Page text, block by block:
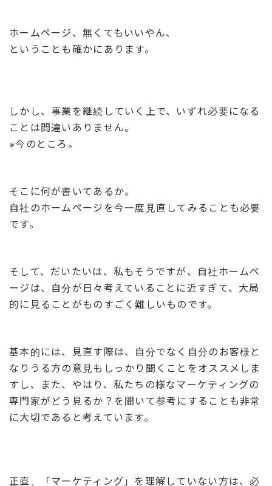
ホームページ、無くてもいいやん、
ということも確かにあります。
しかし、事業を継続していく上で、いずれ必要になる
ことは間違いありません。
※今のところ。
そこに何が書いてあるか。
自社のホームページを今一度見直してみることも必要
です。
そして、だいたいは、私もそうですが、自社ホームペ
ージは、自分が日々考えていることに近すぎて、大局
的に見ることがものすごく難しいものです。
基本的には、見直す際は、自分でなく自分のお客様と
なりうる方の意見もしっかり聞くことをオススメしま
すし、また、やはり、私たちの様なマーケティングの
専門家がどう見るか？を聞いて参考にすることも非常
に大切であると考えています。
正直、「マーケティング」を理解していない方は、必